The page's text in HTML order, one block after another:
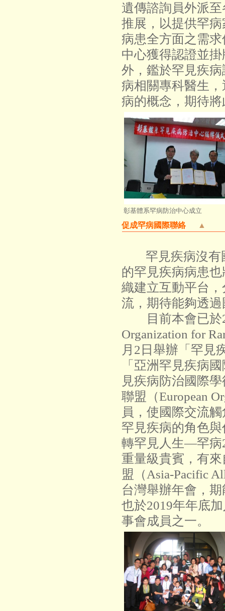
遺傳諮詢員外派
推展，以提供罕
病患全方面之需
中心獲得認證並
外，鑑於罕見疾
病相關專科醫生
病的概念，期待
彰基體系罕病防治中心成立
促成罕病國際聯絡 ▲
罕見疾病沒
的罕見疾病病患
織建立互動平台
流，期待能夠透
目前本會已於
Organization for
月2日舉辦「罕見
「亞洲罕見疾病
見疾病防治國際
聯盟（European
員，使國際交流
罕見疾病的角色
轉罕見人生—罕病
重量級貴賓，有
盟（Asia-Pacific
台灣舉辦年會，
也於2019年年底
事會成員之一。